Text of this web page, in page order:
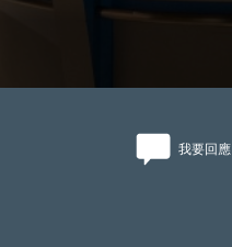
我要回應